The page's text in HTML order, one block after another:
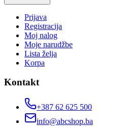
Prijava
Registracija
Moj nalog
Moje narudžbe
Lista želja
Korpa
Kontakt
+387 62 625 500
info@abcshop.ba